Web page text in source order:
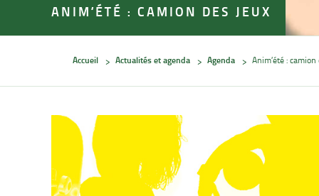
ANIM’ÉTÉ : CAMION DES JEUX
Accueil Actualités et agenda Agenda Anim’été :